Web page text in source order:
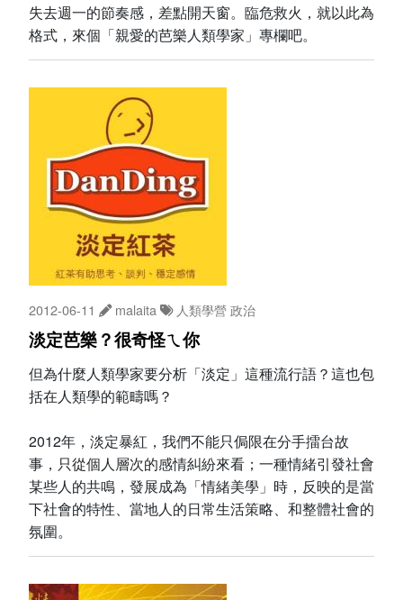
失去週一的節奏感，差點開天窗。臨危救火，就以此為
格式，來個「親愛的芭樂人類學家」專欄吧。
2012-06-11 malaita 人類學營政治
淡定芭樂？很奇怪ㄟ你
但為什麼人類學家要分析「淡定」這種流行語？這也包
括在人類學的範疇嗎？
2012年，淡定暴紅，我們不能只侷限在分手擂台故
事，只從個人層次的感情糾紛來看；一種情緒引發社會
某些人的共鳴，發展成為「情緒美學」時，反映的是當
下社會的特性、當地人的日常生活策略、和整體社會的
氛圍。